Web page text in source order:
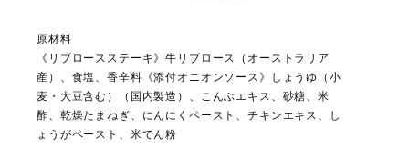
原材料
《リブロースステーキ》牛リブロース（オーストラリア
産）、食塩、香辛料《添付オニオンソース》しょうゆ（小
麦・大豆含む）（国内製造）、こんぶエキス、砂糖、米
酢、乾燥たまねぎ、にんにくペースト、チキンエキス、し
ょうがペースト、米でん粉